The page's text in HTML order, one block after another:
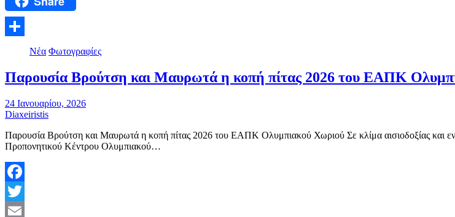
Μοιραστείτε
Νέα Φωτογραφίες
Παρουσία Βρούτση και Μαυρωτά η κοπή πίτας 2026 του ΕΑΠΚ
24 Ιανουαρίου, 2026
Diaxeiristis
Παρουσία Βρούτση και Μαυρωτά η κοπή πίτας 2026 του ΕΑΠΚ Ολυμπιακού Χωριού Σε κλίμα αισιοδοξίας και
Προπονητικού Κέντρου Ολυμπιακού…
Facebook
Twitter